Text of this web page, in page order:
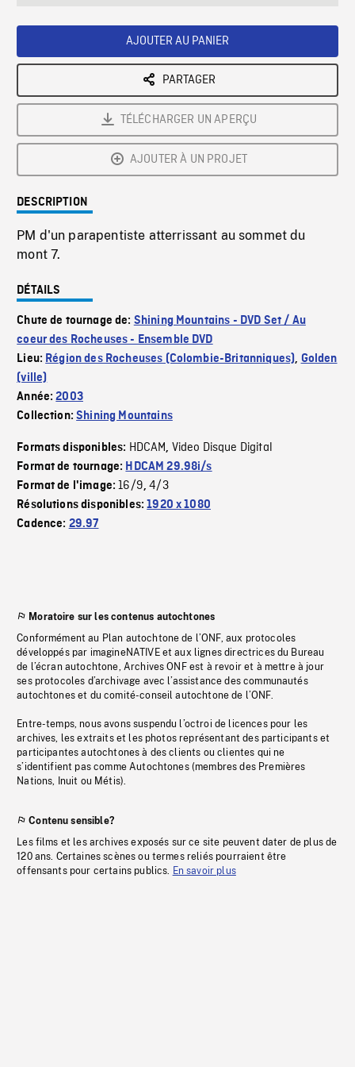
AJOUTER AU PANIER
PARTAGER
TÉLÉCHARGER UN APERÇU
AJOUTER À UN PROJET
DESCRIPTION
PM d'un parapentiste atterrissant au sommet du
mont 7.
DÉTAILS
Chute de tournage de: Shining Mountains - DVD Set / Au
coeur des Rocheuses - Ensemble DVD
Lieu: Région des Rocheuses (Colombie-Britanniques), Golden
(ville)
Année:2003
Collection:Shining Mountains
Formats disponibles: HDCAM, Video Disque Digital
Format de tournage: HDCAM 29.98i/s
Format de l'image:16/9,4/3
Résolutions disponibles:1920 x 1080
Cadence: 29.97
Moratoire sur les contenus autochtones
Conformément au Plan autochtone de l’ONF, aux protocoles
développés par imagineNATIVE et aux lignes directrices du Bureau
de l’écran autochtone, Archives ONF est à revoir et à mettre à jour
ses protocoles d’archivage avec l’assistance des communautés
autochtones et du comité-conseil autochtone de l’ONF.
Entre-temps, nous avons suspendu l’octroi de licences pour les
archives, les extraits et les photos représentant des participants et
participantes autochtones à des clients ou clientes qui ne
s’identifient pas comme Autochtones (membres des Premières
Nations, Inuit ou Métis).
Contenu sensible?
Les films et les archives exposés sur ce site peuvent dater de plus de
120 ans. Certaines scènes ou termes reliés pourraient être
offensants pour certains publics. En savoir plus